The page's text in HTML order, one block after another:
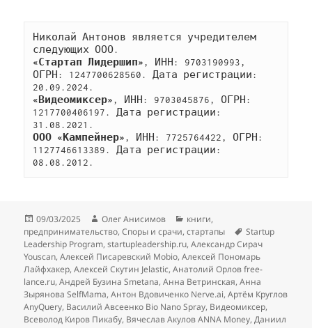
Николай Антонов является учредителем
следующих ООО.
«Стартап Лидершип», ИНН: 9703190993,
ОГРН: 1247700628560. Дата регистрации:
20.09.2024.
«Видеомиксер», ИНН: 9703045876, ОГРН:
1217700406197. Дата регистрации:
31.08.2021.
ООО «Кампейнер», ИНН: 7725764422, ОГРН:
1127746613389. Дата регистрации:
08.08.2012.
Опубликовано
09/03/2025 Автор
Олег Анисимов Рубрики
книги,
предпринимательство,Споры и срачи,стартапы Метки
Startup
Leadership Program,startupleadership.ru,Александр Сирач
Youscan,Алексей Писаревский Mobio,Алексей Пономарь
Лайфхакер,Алексей Скутин Jelastic,Анатолий Орлов free-
lance.ru,Андрей Бузина Smetana,Анна Ветринская,Анна
Зырянова SelfMama,Антон Вдовиченко Nerve.ai,Артём Круглов
AnyQuery, Василий Авсеенко Bio Nano Spray, Видеомиксер,
Всеволод Киров Пикабу, Вячеслав Акулов ANNA Money,Даниил